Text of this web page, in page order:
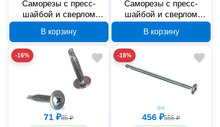
Саморезы с пресс-
шайбой и сверлом
4.2x51 мм
В корзину
Саморезы с пресс-
шайбой и сверлом
4.2x19 мм
В корзину
-16%
71 ₽85 ₽
-18%
456 ₽556 ₽